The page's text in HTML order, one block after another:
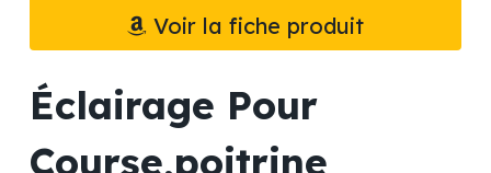
Voir la fiche produit
Éclairage Pour
Course,poitrine